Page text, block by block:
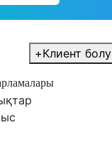
+Клиент болу